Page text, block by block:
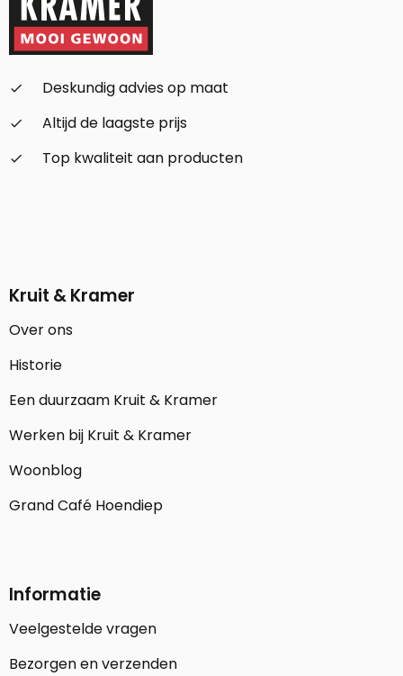
check_small
Deskundig advies op maat
check_small
Altijd de laagste prijs
check_small
Top kwaliteit aan producten
Kruit & Kramer
Over ons
Historie
Een duurzaam Kruit & Kramer
Werken bij Kruit & Kramer
Woonblog
Grand Café Hoendiep
Informatie
Veelgestelde vragen
Bezorgen en verzenden